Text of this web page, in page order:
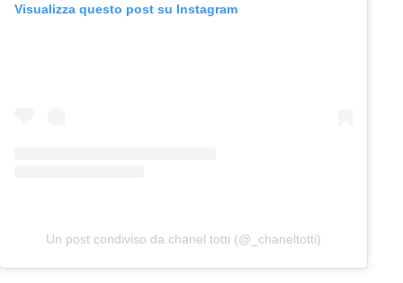
Visualizza questo post su Instagram
Un post condiviso da chanel totti (@_chaneltotti)